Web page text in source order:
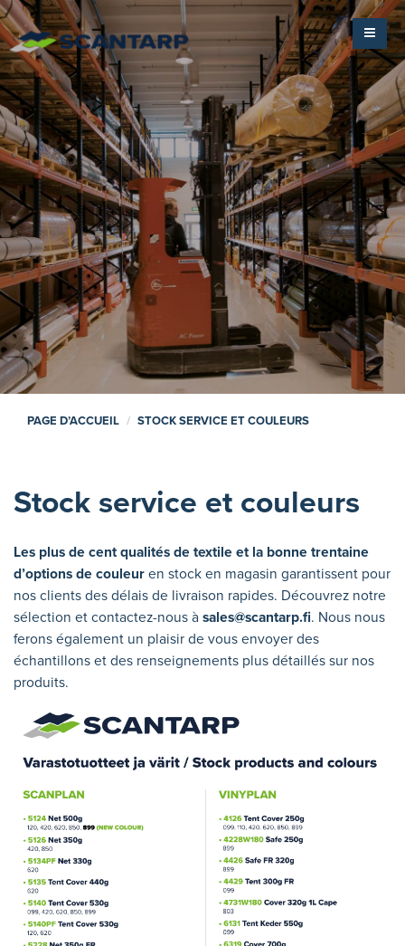
PAGE D’ACCUEIL STOCK SERVICE ET COULEURS
Stock service et couleurs
Les plus de cent qualités de textile et la bonne trentaine
d’options de couleur en stock en magasin garantissent pour
nos clients des délais de livraison rapides. Découvrez notre
sélection et contactez-nous à sales@scantarp.fi. Nous nous
ferons également un plaisir de vous envoyer des
échantillons et des renseignements plus détaillés sur nos
produits.